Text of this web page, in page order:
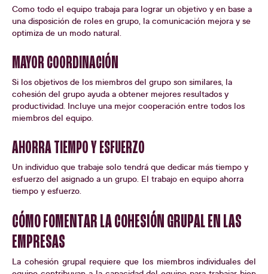
Como todo el equipo trabaja para lograr un objetivo y en base a
una disposición de roles en grupo, la comunicación mejora y se
optimiza de un modo natural.
MAYOR COORDINACIÓN
Si los objetivos de los miembros del grupo son similares, la
cohesión del grupo ayuda a obtener mejores resultados y
productividad. Incluye una mejor cooperación entre todos los
miembros del equipo.
AHORRA TIEMPO Y ESFUERZO
Un individuo que trabaje solo tendrá que dedicar más tiempo y
esfuerzo del asignado a un grupo. El trabajo en equipo ahorra
tiempo y esfuerzo.
CÓMO FOMENTAR LA COHESIÓN GRUPAL EN LAS
EMPRESAS
La cohesión grupal requiere que los miembros individuales del